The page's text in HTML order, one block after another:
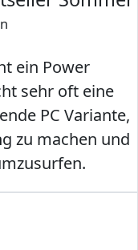
ein Power
sehr oft eine
PC Variante,
zu machen und